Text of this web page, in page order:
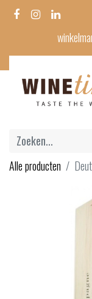
Alle producten